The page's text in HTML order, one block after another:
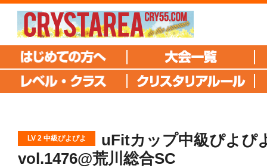
LV 2 中級ぴよぴよ
uFitカップ中級ぴよぴ
vol.1476@荒川総合SC